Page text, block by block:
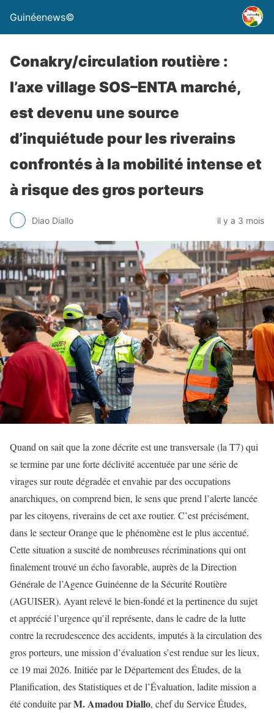
Guinéenews©
Conakry/circulation routière :
l’axe village SOS–ENTA marché,
est devenu une source
d’inquiétude pour les riverains
confrontés à la mobilité intense et
à risque des gros porteurs
Diao Diallo il y a 3 mois
Quand on sait que la zone décrite est une transversale (la T7) qui
se termine par une forte déclivité accentuée par une série de
virages sur route dégradée et envahie par des occupations
anarchiques, on comprend bien, le sens que prend l’alerte lancée
par les citoyens, riverains de cet axe routier. C’est précisément,
dans le secteur Orange que le phénomène est le plus accentué.
Cette situation a suscité de nombreuses récriminations qui ont
finalement trouvé un écho favorable, auprès de la Direction
Générale de l’Agence Guinéenne de la Sécurité Routière
(AGUISER). Ayant relevé le bien-fondé et la pertinence du sujet
et apprécié l’urgence qu’il représente, dans le cadre de la lutte
contre la recrudescence des accidents, imputés à la circulation des
gros porteurs, une mission d’évaluation s’est rendue sur les lieux,
ce 19 mai 2026. Initiée par le Département des Études, de la
Planification, des Statistiques et de l’Évaluation, ladite mission a
été conduite parM. Amadou Diallo, chef du Service Études,